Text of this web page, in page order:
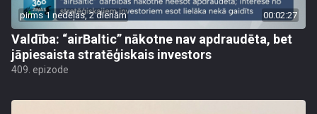
pirms 1 nedēļas, 2 dienām 00:02:27
Valdība: “airBaltic” nākotne nav apdraudēta, bet
jāpiesaista stratēģiskais investors
409. epizode